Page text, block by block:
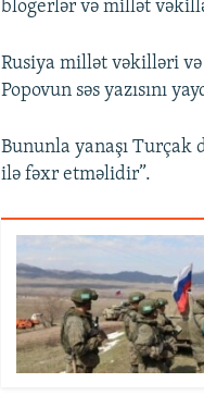
blogerlər və millət
Rusiya millət vəkilləri
Popovun səs yazısını
Bununla yanaşı Turçak
ilə fəxr etməlidir”.